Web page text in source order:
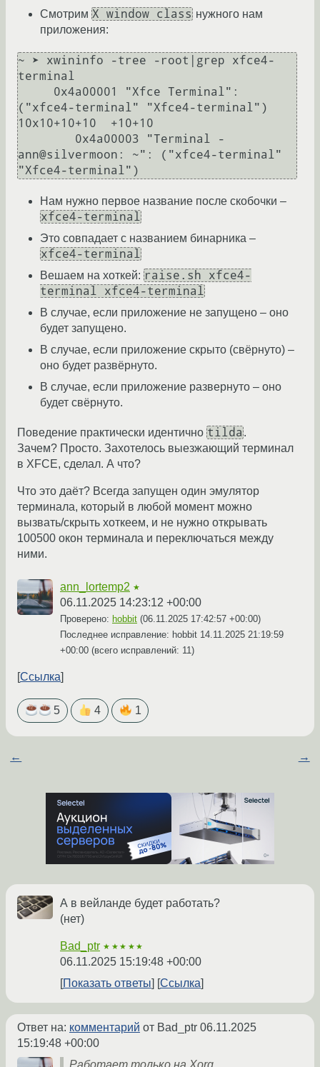
Смотрим X window class нужного нам
приложения:
~ ➤ xwininfo -tree -root|grep xfce4-
terminal
("xfce4-terminal" "Xfce4-terminal")
10x10+10+10  +10+10
ann@silvermoon: ~": ("xfce4-terminal"
Нам нужно первое название после скобочки –
xfce4-terminal
Это совпадает с названием бинарника –
xfce4-terminal
Вешаем на хоткей: raise.sh xfce4-
terminal xfce4-terminal
В случае, если приложение не запущено – оно
будет запущено.
В случае, если приложение скрыто (свёрнуто) –
оно будет развёрнуто.
В случае, если приложение развернуто – оно
будет свёрнуто.
Поведение практически идентично tilda .
Зачем? Просто. Захотелось выезжающий терминал
в XFCE, сделал. А что?
Что это даёт? Всегда запущен один эмулятор
терминала, который в любой момент можно
вызвать/скрыть хоткеем, и не нужно открывать
100500 окон терминала и переключаться между
ними.
ann_lortemp2 ★
06.11.2025 14:23:12 +00:00
Проверено: hobbit (06.11.2025 17:42:57 +00:00)
Последнее исправление: hobbit 14.11.2025 21:19:59
+00:00 (всего исправлений: 11)
Ссылка
5 4 1
← →
А в вейланде будет работать?
(нет)
Bad_ptr ★★★★★
06.11.2025 15:19:48 +00:00
Показать ответы
Ссылка
Ответ на: комментарий от Bad_ptr 06.11.2025
15:19:48 +00:00
Работает только на Xorg.